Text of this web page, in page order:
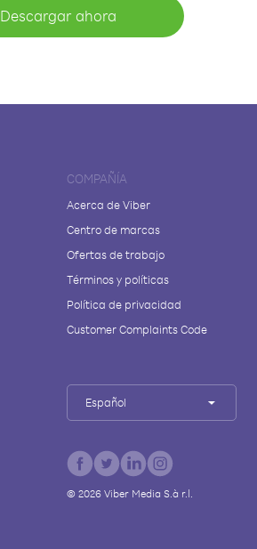
Descargar ahora
COMPAÑÍA
Acerca de Viber
Centro de marcas
Ofertas de trabajo
Términos y políticas
Política de privacidad
Customer Complaints Code
Español
© 2026Viber Media S.à r.l.